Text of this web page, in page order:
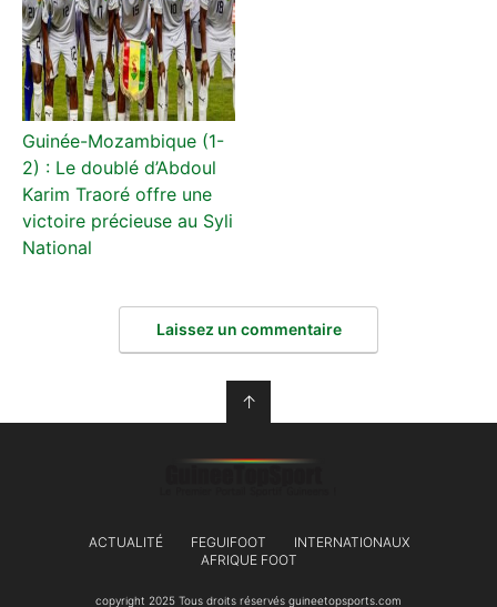
Guinée-Mozambique (1-
2) : Le doublé d’Abdoul
Karim Traoré offre une
victoire précieuse au Syli
National
Laissez un commentaire
↑
ACTUALITÉ FEGUIFOOT
INTERNATIONAUX
AFRIQUE FOOT
copyright 2025 Tous droits réservés guineetopsports.com